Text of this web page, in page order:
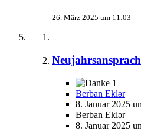
26. März 2025 um 11:03
1
Berban Eklər
8. Januar 2025
Berban Eklər
8. Januar 2025